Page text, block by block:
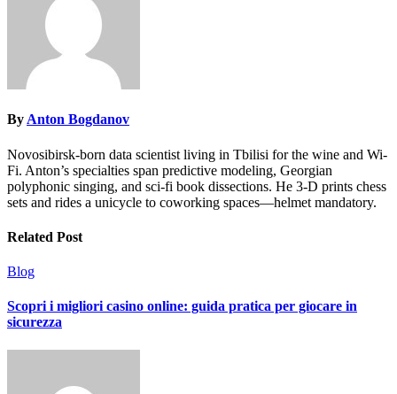
By Anton Bogdanov
Novosibirsk-born data scientist living in Tbilisi for the wine and Wi-
Fi. Anton’s specialties span predictive modeling, Georgian
polyphonic singing, and sci-fi book dissections. He 3-D prints chess
sets and rides a unicycle to coworking spaces—helmet mandatory.
Related Post
Blog
Scopri i migliori casino online: guida pratica per giocare in
sicurezza